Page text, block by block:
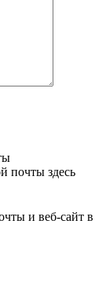
почты здесь
и веб-сайт в